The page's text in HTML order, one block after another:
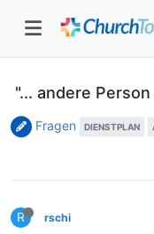
"... andere
Fragen DIENSTPLAN
R rschi